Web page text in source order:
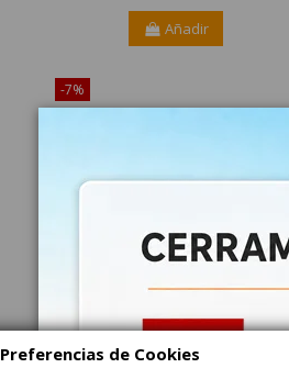
Añadir
-7%
Preferencias de Cookies